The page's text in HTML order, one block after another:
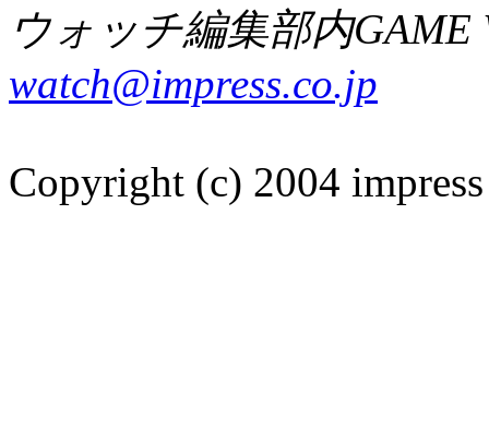
ウォッチ編集部内GAME
watch@impress.co.jp
Copyright (c) 2004